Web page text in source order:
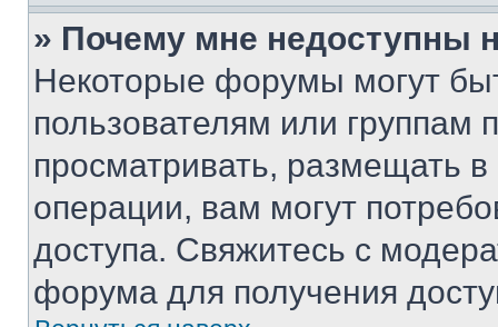
» Почему мне недоступны
Некоторые форумы могут
пользователям или группам
просматривать, размещать
операции, вам могут
доступа. Свяжитесь с
форума для получения